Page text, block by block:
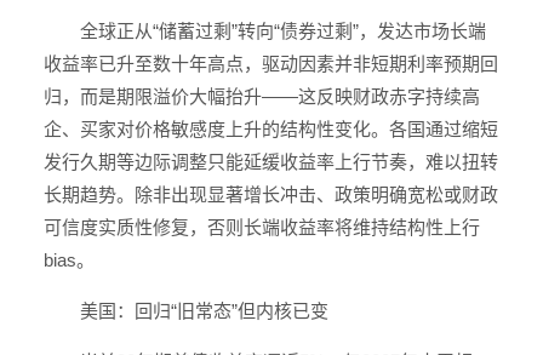
全球正从“储蓄过剩”转向“债券过剩”，发达市场长端
收益率已升至数十年高点，驱动因素并非短期利率预期回
归，而是期限溢价大幅抬升——这反映财政赤字持续高
企、买家对价格敏感度上升的结构性变化。各国通过缩短
发行久期等边际调整只能延缓收益率上行节奏，难以扭转
长期趋势。除非出现显著增长冲击、政策明确宽松或财政
可信度实质性修复，否则长端收益率将维持结构性上行
bias。
美国：回归“旧常态”但内核已变